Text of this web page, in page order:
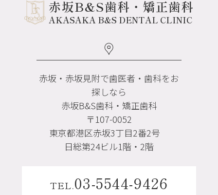
赤坂B&S歯科・矯正歯科
AKASAKA B&S DENTAL CLINIC
赤坂・赤坂見附で歯医者・歯科をお
探しなら
赤坂B&S歯科・矯正歯科
〒107-0052
東京都港区赤坂3丁目2番2号
日総第24ビル1階・2階
TEL. 03-5544-9426